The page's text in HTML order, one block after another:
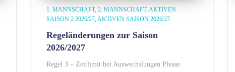
1. MANNSCHAFT 2. MANNSCHAFT AKTIVEN
SAISON 2 2026/27 AKTIVEN SAISON 2026/27
Regeländerungen zur Saison
2026/2027
Regel 3 – Zeitlimit bei Auswechslungen Please